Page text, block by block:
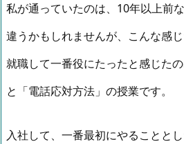
私が通っていたのは、10年以上前
違うかもしれませんが、こんな感
就職して一番役にたったと感じた
と「電話応対方法」の授業です。
入社して、一番最初にやることと